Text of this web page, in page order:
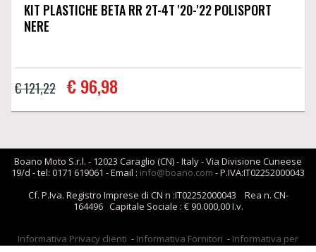
KIT PLASTICHE BETA RR 2T-4T '20-'22 POLISPORT
NERE
€ 121,22 € 96,98
Boano Moto S.r.l. - 12023 Caraglio (CN) - Italy - Via Divisione Cuneese
19/d - tel: 0171 619061 - Email : info@boano.com - P.IVA:IT02252000043
Cf. P.Iva. Registro Imprese di CN n :IT02252000043 Rea n. CN-
164496 Capitale Sociale : € 90.000,00 I.v.
Informativa Privacy clienti - Informativa Fornitori - Informativa per